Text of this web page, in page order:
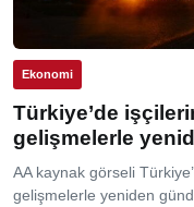
Ekonomi
Türkiye’de
gelişmelerle
AA kaynak görseli
gelişmelerle yeniden